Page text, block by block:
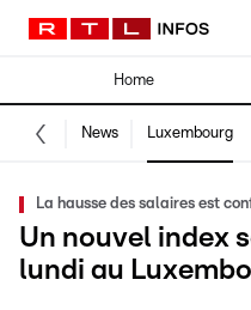
Home
News Luxembourg
La hausse des salaires est
Un nouvel index
lundi au